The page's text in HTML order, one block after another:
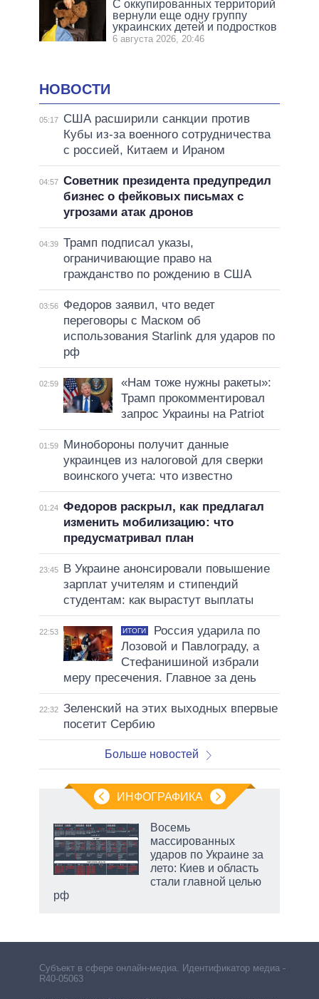
С оккупированных территорий
вернули еще одну группу
украинских детей и подростков
6 августа 2026, 20:46
НОВОСТИ
05:17
США расширили санкции против
Кубы из-за военного сотрудничества
с россией, Китаем и Ираном
04:57 Советник президента предупредил
бизнес о фейковых письмах с
угрозами атак дронов
04:39 Трамп подписал указы,
ограничивающие право на
гражданство по рождению в США
03:56
Федоров заявил, что ведет
переговоры с Маском об
использования Starlink для ударов по
рф
02:59
«Нам тоже нужны ракеты»:
Трамп прокомментировал
запрос Украины на Patriot
01:59
Минобороны получит данные
украинцев из налоговой для сверки
воинского учета: что известно
01:24 Федоров раскрыл, как предлагал
изменить мобилизацию: что
предусматривал план
23:45
В Украине анонсировали повышение
зарплат учителям и стипендий
студентам: как вырастут выплаты
22:53 ИТОГИ
Россия ударила по
Лозовой и Павлограду, а
Стефанишиной избрали
меру пресечения. Главное за день
22:32 Зеленский на этих выходных впервые
посетит Сербию
Больше новостей
ИНФОГРАФИКА
Восемь
массированных
ударов по Украине за
лето: Киев и область
стали главной целью
рф
Субъект в сфере онлайн-медиа. Идентификатор медиа –
R40-05063